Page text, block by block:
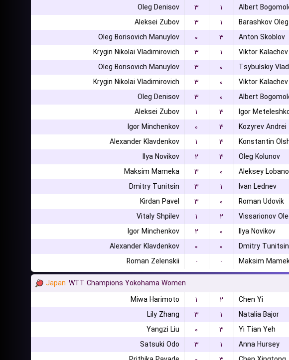
Oleg Denisov
۳ ۱ Albert
Aleksei Zubov
۳ ۱ Barashkov
Oleg Borisovich Manuylov
۰ ۳ Anton Skoblov
Krygin Nikolai Vladimirovich
۳ ۱ Viktor Kalachev
Oleg Borisovich Manuylov
۳ ۰ Tsybulskiy
Krygin Nikolai Vladimirovich
۳ ۰ Viktor Kalachev
Oleg Denisov
۳ ۰ Albert
Aleksei Zubov
۱ ۳ Igor
Igor Minchenkov
۰ ۳ Kozyrev Andrei
Alexander Klavdenkov
۱ ۳ Konstantin
Ilya Novikov
۲ ۳ Oleg Kolunov
Maksim Mameka
۳ ۰ Aleksey
Dmitry Tunitsin
۳ ۱ Ivan Lednev
Kirdan Pavel
۳ ۰ Roman Udovik
Vitaly Shpilev
۱ ۲ Vissarionov
Igor Minchenkov
۲ ۰ Ilya Novikov
Alexander Klavdenkov
۰ ۰ Dmitry Tunitsin
Roman Zelenskii
- - Maksim
Japan WTT Champions Yokohama Women
Miwa Harimoto
۱ ۲ Chen Yi
Lily Zhang
۳ ۱ Natalia Bajor
Yangzi Liu
۰ ۳ Yi Tian Yeh
Satsuki Odo
۳ ۱ Anna Hursey